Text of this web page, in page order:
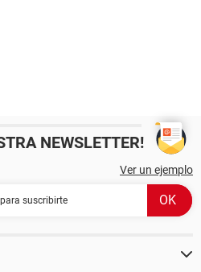
NEWSLETTER!
Ver un ejemplo